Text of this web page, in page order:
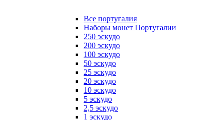
Все португалия
Наборы монет Португалии
250 эскудо
200 эскудо
100 эскудо
50 эскудо
25 эскудо
20 эскудо
10 эскудо
5 эскудо
2,5 эскудо
1 эскудо